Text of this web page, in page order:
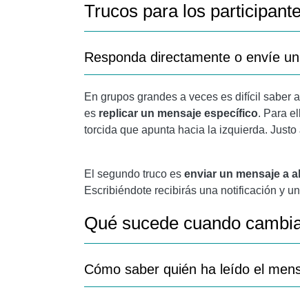
Trucos para los
Responda directamente o envíe
En grupos grandes a veces es difícil saber
es replicar un mensaje específico. Para
torcida que apunta hacia la izquierda.
El segundo truco es enviar un mensaje a
Escribiéndote recibirás una notificación y
Qué sucede cuando
Cómo saber quién ha leído el